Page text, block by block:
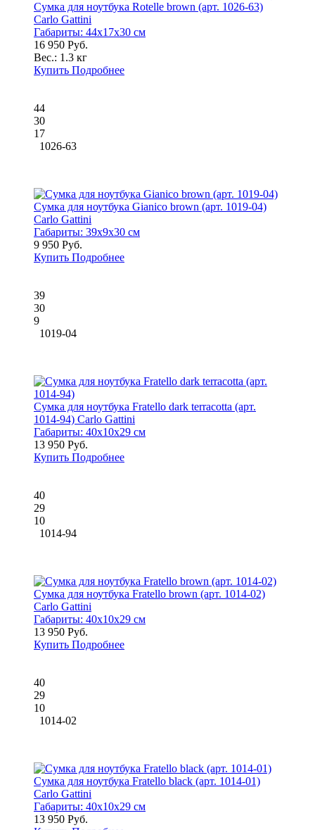
Сумка для ноутбука Rotelle brown (арт. 1026-63)
Carlo Gattini
Габариты: 44x17x30 см
16 950 Руб.
Вес.: 1.3 кг
Купить Подробнее
44
30
17
1026-63
Сумка для ноутбука Gianico brown (арт. 1019-04)
Carlo Gattini
Габариты: 39x9x30 см
9 950 Руб.
Купить Подробнее
39
30
9
1019-04
Сумка для ноутбука Fratello dark terracotta (арт.
1014-94) Carlo Gattini
Габариты: 40x10x29 см
13 950 Руб.
Купить Подробнее
40
29
10
1014-94
Сумка для ноутбука Fratello brown (арт. 1014-02)
Carlo Gattini
Габариты: 40x10x29 см
13 950 Руб.
Купить Подробнее
40
29
10
1014-02
Сумка для ноутбука Fratello black (арт. 1014-01)
Carlo Gattini
Габариты: 40x10x29 см
13 950 Руб.